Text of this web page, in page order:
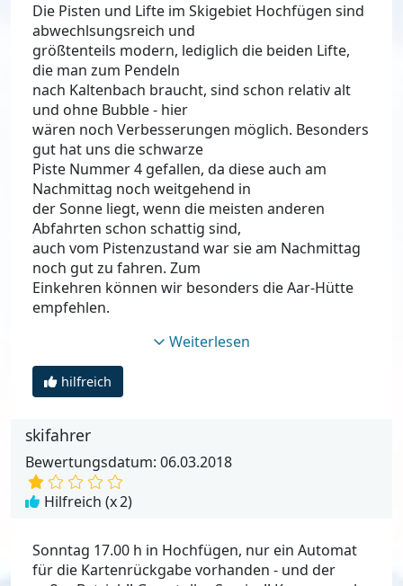
Die Pisten und Lifte im Skigebiet Hochfügen sind
abwechlsungsreich und
größtenteils modern, lediglich die beiden Lifte,
die man zum Pendeln
nach Kaltenbach braucht, sind schon relativ alt
und ohne Bubble - hier
wären noch Verbesserungen möglich. Besonders
gut hat uns die schwarze
Piste Nummer 4 gefallen, da diese auch am
Nachmittag noch weitgehend in
der Sonne liegt, wenn die meisten anderen
Abfahrten schon schattig sind,
auch vom Pistenzustand war sie am Nachmittag
noch gut zu fahren. Zum
Einkehren können wir besonders die Aar-Hütte
empfehlen.
Weiterlesen
hilfreich
skifahrer
Bewertungsdatum: 06.03.2018
Hilfreich (x2)
Sonntag 17.00 h in Hochfügen, nur ein Automat
für die Kartenrückgabe vorhanden - und der